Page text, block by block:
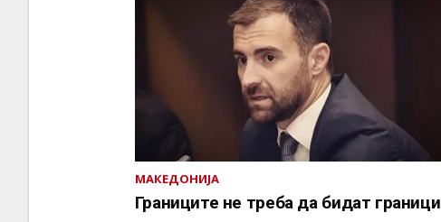
МАКЕДОНИЈА
Границите не треба да бидат граници